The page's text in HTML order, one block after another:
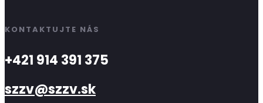
KONTAKTUJTE NÁS
+421 914 391 375
szzv@szzv.sk